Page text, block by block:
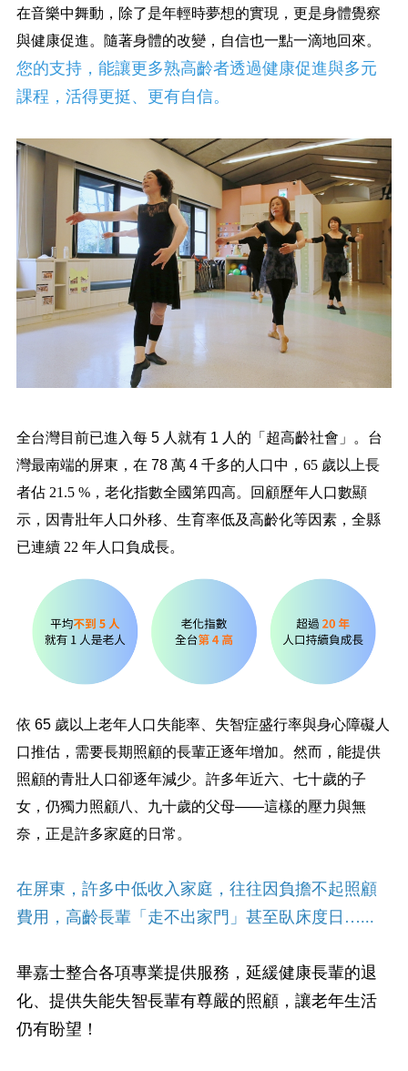
在音樂中舞動，除了是年輕時夢想的實現，更是身體覺察
與健康促進。隨著身體的改變，自信也一點一滴地回來。
您的支持，能讓更多熟高齡者透過健康促進與多元
課程，活得更挺、更有自信。
全台灣目前已進入每 5 人就有 1 人的「超高齡社會」。台
灣最南端的屏東，在 78 萬 4 千多的人口中， 65 歲以上長
者佔 21.5 %， 老化指數全國第四高。回顧歷年人口數顯
示，因青壯年人口外移、生育率低及高齡化等因素， 全縣
已連續 22 年人口負成長。
依 65 歲以上老年人口失能率、失智症盛行率與身心障礙人
口推估，需要長期照顧的長輩正逐年增加。然而，能提供
照顧的青壯人口卻逐年減少。許多年近六、七十歲的子
女，仍獨力照顧八、九十歲的父母——這樣的壓力與無
奈，正是許多家庭的日常。
在屏東，許多中低收入家庭，往往因負擔不起照顧
費用，高齡長輩「走不出家門」甚至臥床度日…...
畢嘉士整合各項專業提供服務，延緩健康長輩的退
化、提供失能失智長輩有尊嚴的照顧，讓老年生活
仍有盼望！